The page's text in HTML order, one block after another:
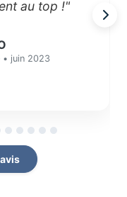
au top !"
• juin 2023